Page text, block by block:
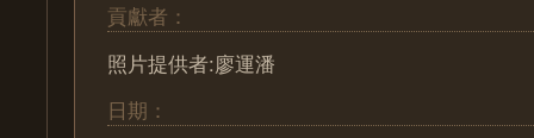
貢獻者：
照片提供者:廖運潘
日期：